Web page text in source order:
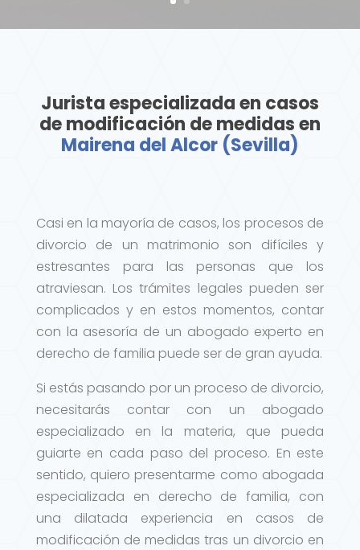
Jurista especializada en casos
de modificación de medidas en
Mairena del Alcor (Sevilla)
Casi en la mayoría de casos, los procesos de
divorcio de un matrimonio son difíciles y
estresantes para las personas que los
atraviesan. Los trámites legales pueden ser
complicados y en estos momentos, contar
con la asesoría de un abogado experto en
derecho de familia puede ser de gran ayuda.
Si estás pasando por un proceso de divorcio,
necesitarás contar con un abogado
especializado en la materia, que pueda
guiarte en cada paso del proceso. En este
sentido, quiero presentarme como abogada
especializada en derecho de familia, con
una dilatada experiencia en casos de
modificación de medidas tras un divorcio en